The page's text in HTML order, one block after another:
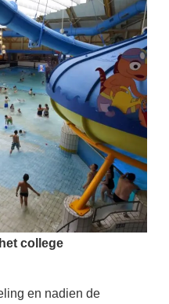
college
en nadien de